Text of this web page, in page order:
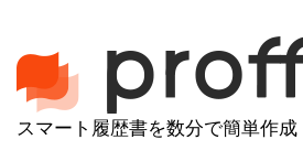
スマート履歴書を数分で簡単作成